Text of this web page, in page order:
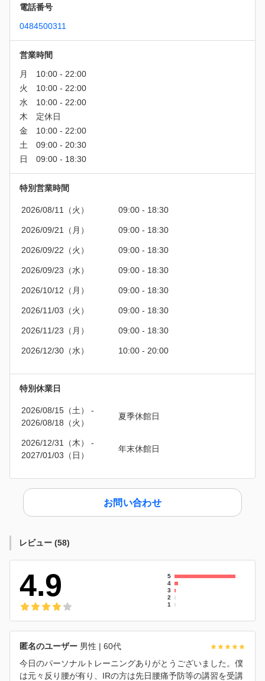
電話番号
0484500311
営業時間
特別営業時間
2026/08/11（火） 09:00 - 18:30
2026/09/21（月） 09:00 - 18:30
2026/09/22（火） 09:00 - 18:30
2026/09/23（水） 09:00 - 18:30
2026/10/12（月） 09:00 - 18:30
2026/11/03（火） 09:00 - 18:30
2026/11/23（月） 09:00 - 18:30
2026/12/30（水） 10:00 - 20:00
特別休業日
2026/08/15（土）
-
2026/08/18（火）
夏季休館日
2026/12/31（木）
-
2027/01/03（日）
年末休館日
お問い合わせ
レビュー (58)
4.9
5
4
3
2
1
匿名のユーザー 男性 | 60代
今日のパーソナルトレーニングありがとうございました。僕
は元々反り腰が有り、IRの方は先日腰痛予防等の講習を受講